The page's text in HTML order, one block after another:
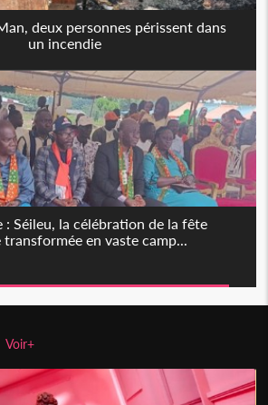
deux personnes périssent dans
un incendie
: Séileu, la célébration de la fête
en vaste camp...
Voir+